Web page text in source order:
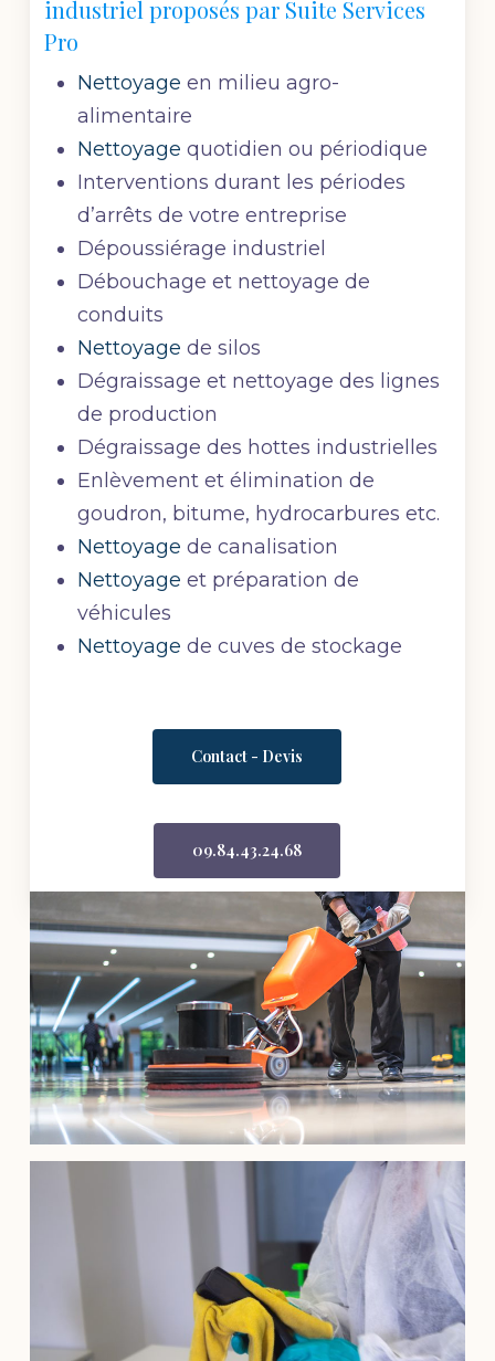
industriel proposés par Suite Services
Pro
Nettoyage en milieu agro-
alimentaire
Nettoyage quotidien ou périodique
Interventions durant les périodes
d’arrêts de votre entreprise
Dépoussiérage industriel
Débouchage et nettoyage de
conduits
Nettoyage de silos
Dégraissage et nettoyage des lignes
de production
Dégraissage des hottes industrielles
Enlèvement et élimination de
goudron, bitume, hydrocarbures etc.
Nettoyage de canalisation
Nettoyage et préparation de
véhicules
Nettoyage de cuves de stockage
Contact - Devis
09.84.43.24.68